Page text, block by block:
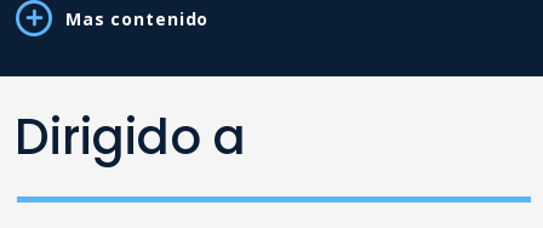
Mas contenido
Dirigido a